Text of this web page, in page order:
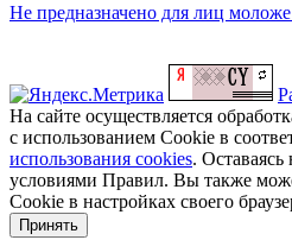
Не предназначено для лиц
На сайте осуществляется
с использованием Cookie в
использования cookies. Оставаясь
условиями Правил. Вы также
Cookie в настройках своего
Принять